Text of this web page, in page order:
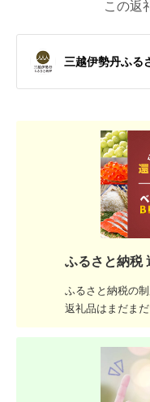
この返
三越伊勢丹ふる
ふるさと納税
ふるさと納税の
返礼品はまだま